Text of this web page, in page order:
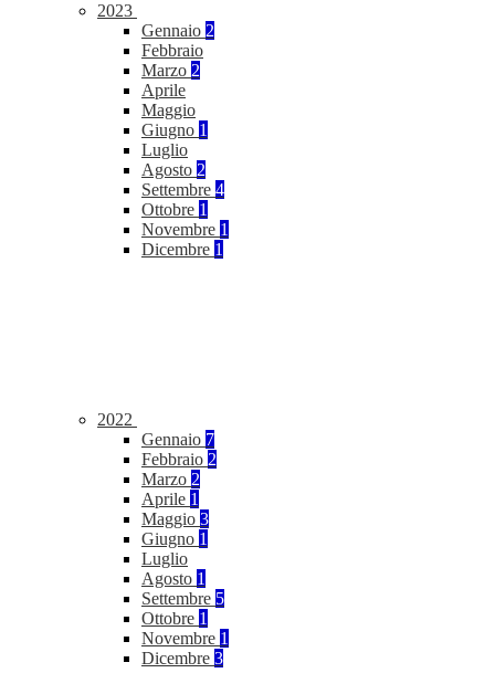
2023
Gennaio 2
Febbraio
Marzo 2
Aprile
Maggio
Giugno 1
Luglio
Agosto 2
Settembre 4
Ottobre 1
Novembre 1
Dicembre 1
2022
Gennaio 7
Febbraio 2
Marzo 2
Aprile 1
Maggio 3
Giugno 1
Luglio
Agosto 1
Settembre 5
Ottobre 1
Novembre 1
Dicembre 3